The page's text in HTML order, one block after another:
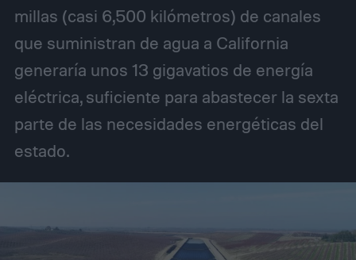
millas (casi 6,500 kilómetros) de canales
que suministran de agua a California
generaría unos 13 gigavatios de energía
eléctrica, suficiente para abastecer la sexta
parte de las necesidades energéticas del
estado.